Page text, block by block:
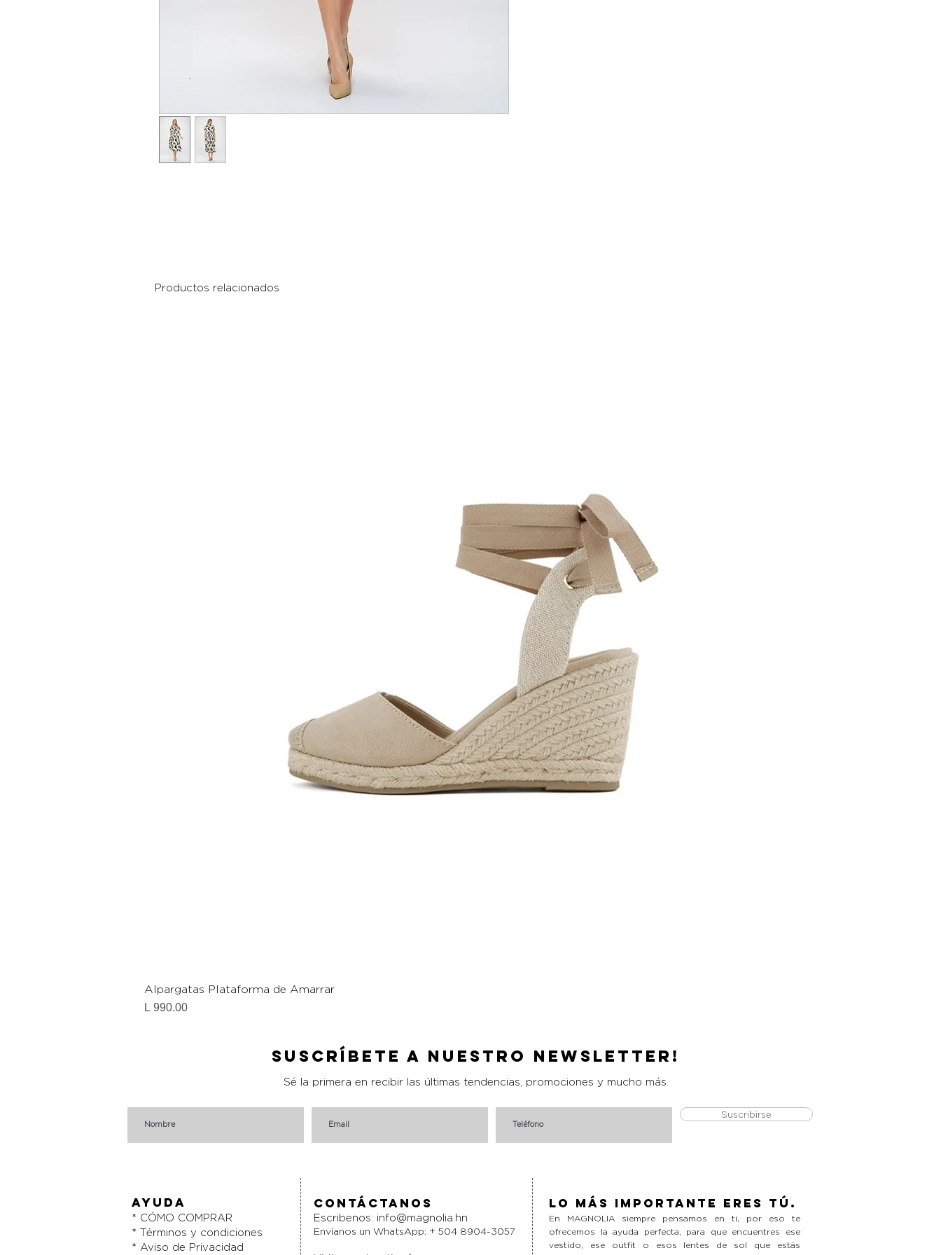
Productos relacionados
Alpargatas Plataforma de Amarrar
Precio
L 990.00
Suscríbete a nuestro Newsletter!
Sé la primera en recibir las últimas tendencias, promociones y mucho más.
Suscribirse
AYUDA
* CÓMO COMPRAR
* Términos y condiciones
* Aviso de Privacidad
Contáctanos
Escribenos: info@magnolia.hn
Envíanos un WhatsApp: + 504 8904-3057
Lo más importante eres tú.
En MAGNOLIA siempre pensamos en ti, por eso te
ofrecemos la ayuda perfecta, para que encuentres ese
vestido, ese outfit o esos lentes de sol que estás